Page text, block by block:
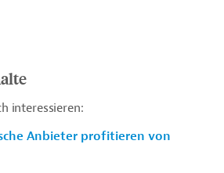
interessieren:
Anbieter profitieren von